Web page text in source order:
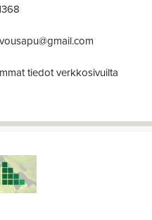
tiedot verkkosivuilta